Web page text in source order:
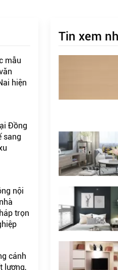
mẫu
hiện
Đồng
sang
nội
trọn
cánh
lượng,
Tin xem